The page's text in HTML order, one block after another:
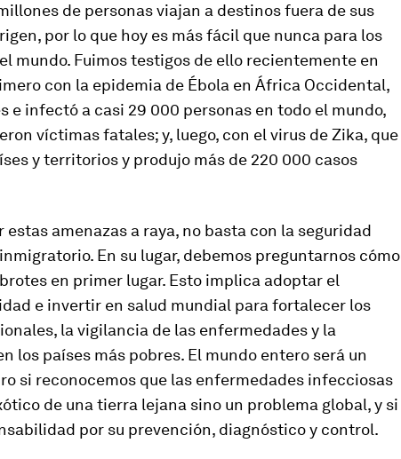
de personas viajan a destinos fuera de sus
por lo que hoy es más fácil que nunca para los
mundo. Fuimos testigos de ello recientemente en
con la epidemia de Ébola en África Occidental,
e infectó a casi 29 000 personas en todo el mundo,
víctimas fatales; y, luego, con el virus de Zika, que
y territorios y produjo más de 220 000 casos
amenazas a raya, no basta con la seguridad
En su lugar, debemos preguntarnos cómo
en primer lugar. Esto implica adoptar el
e invertir en salud mundial para fortalecer los
la vigilancia de las enfermedades y la
los países más pobres. El mundo entero será un
si reconocemos que las enfermedades infecciosas
de una tierra lejana sino un problema global, y si
por su prevención, diagnóstico y control.